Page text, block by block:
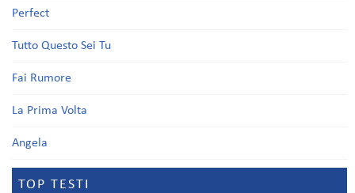
Perfect
Tutto Questo Sei Tu
Fai Rumore
La Prima Volta
Angela
TOP TESTI